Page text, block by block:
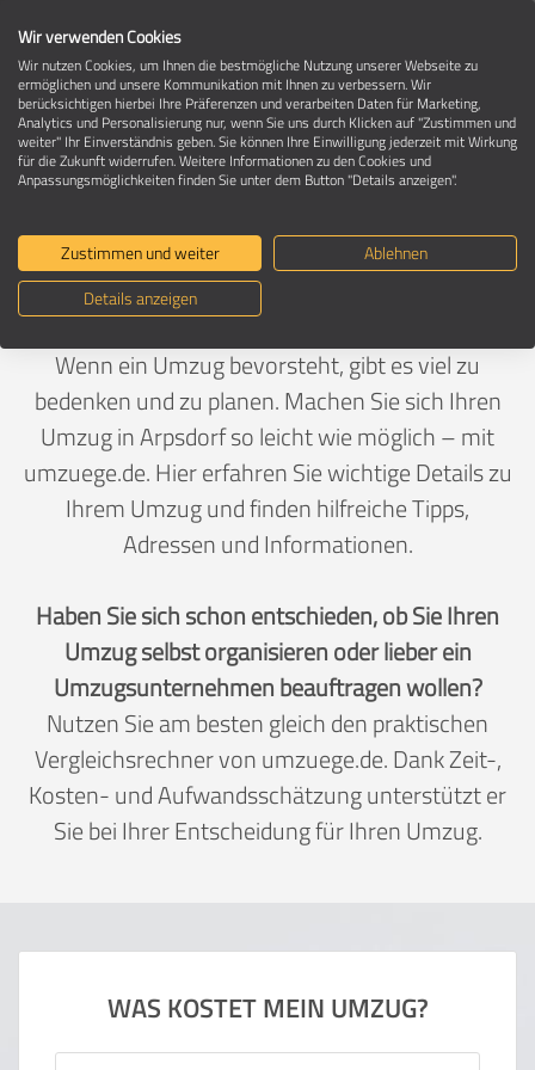
Umzug in 24634 Arpsdorf
Ein Umzug ist Vertrauenssache
Deutschland>Schleswig-Holstein>Rendsburg-
Eckernförde, Landkreis
Wenn ein Umzug bevorsteht, gibt es viel zu
bedenken und zu planen. Machen Sie sich Ihren
Umzug in Arpsdorf so leicht wie möglich – mit
umzuege.de. Hier erfahren Sie wichtige Details zu
Ihrem Umzug und finden hilfreiche Tipps,
Adressen und Informationen.
Haben Sie sich schon entschieden, ob Sie Ihren
Umzug selbst organisieren oder lieber ein
Umzugsunternehmen beauftragen wollen?
Nutzen Sie am besten gleich den praktischen
Vergleichsrechner von umzuege.de. Dank Zeit-,
Kosten- und Aufwandsschätzung unterstützt er
Sie bei Ihrer Entscheidung für Ihren Umzug.
WAS KOSTET MEIN UMZUG?
Wir verwenden Cookies
Wir nutzen Cookies, um Ihnen die bestmögliche Nutzung unserer Webseite zu
ermöglichen und unsere Kommunikation mit Ihnen zu verbessern. Wir
berücksichtigen hierbei Ihre Präferenzen und verarbeiten Daten für Marketing,
Analytics und Personalisierung nur, wenn Sie uns durch Klicken auf "Zustimmen und
weiter" Ihr Einverständnis geben. Sie können Ihre Einwilligung jederzeit mit Wirkung
für die Zukunft widerrufen. Weitere Informationen zu den Cookies und
Anpassungsmöglichkeiten finden Sie unter dem Button "Details anzeigen".
Zustimmen und weiter
Ablehnen
Details anzeigen